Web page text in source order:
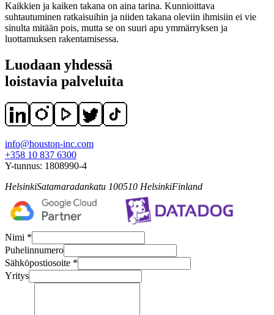
Kaikkien ja kaiken takana on aina tarina. Kunnioittava
suhtautuminen ratkaisuihin ja niiden takana oleviin ihmisiin ei vie
sinulta mitään pois, mutta se on suuri apu ymmärryksen ja
luottamuksen rakentamisessa.
Luodaan yhdessä
loistavia palveluita
info@houston-inc.com
+358 10 837 6300
Y-tunnus: 1808990-4
HelsinkiSatamaradankatu 100510 HelsinkiFinland
Nimi *
Puhelinnumero
Sähköpostiosoite *
Yritys